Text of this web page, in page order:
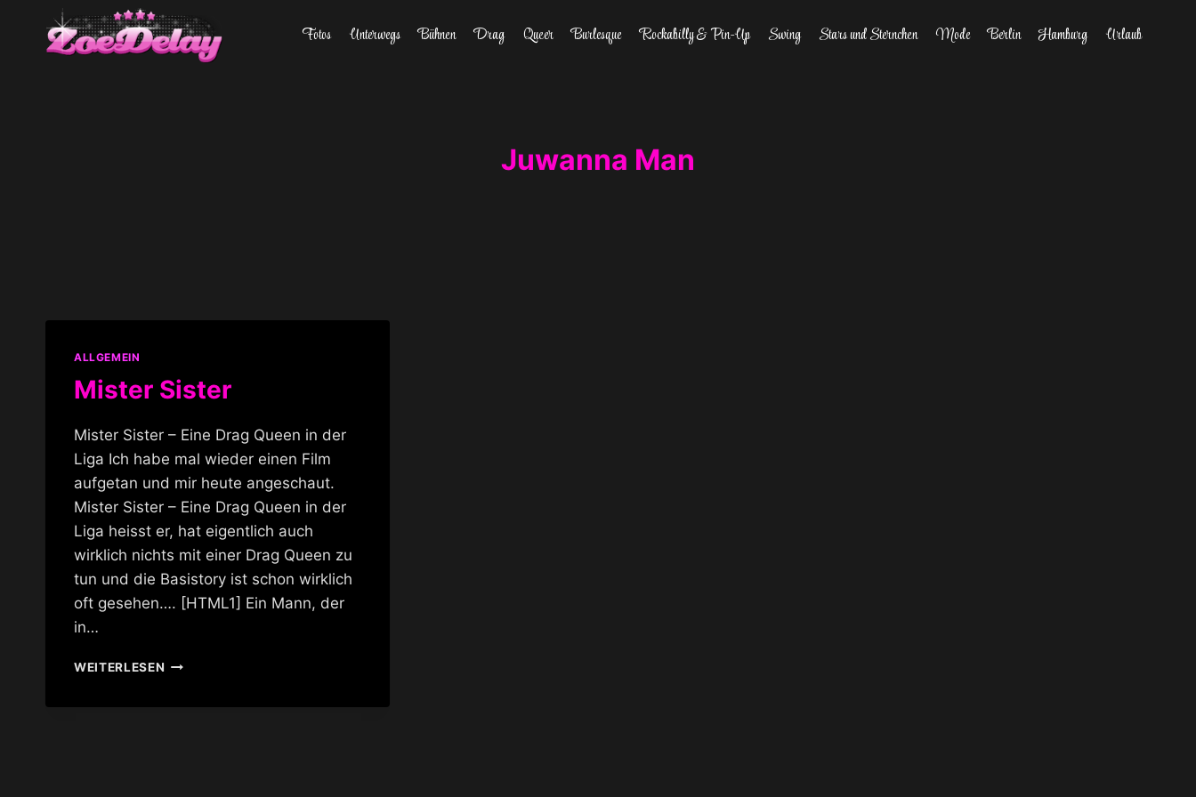
springen
Fotos Unterwegs Bühnen Drag Queer Burlesque Rockabilly & Pin-Up Swing Stars und Sternchen Mode Berlin Hamburg Urlaub
Juwanna Man
ALLGEMEIN
Mister Sister
Mister Sister – Eine Drag Queen in der
Liga Ich habe mal wieder einen Film
aufgetan und mir heute angeschaut.
Mister Sister – Eine Drag Queen in der
Liga heisst er, hat eigentlich auch
wirklich nichts mit einer Drag Queen zu
tun und die Basistory ist schon wirklich
oft gesehen…. [HTML1] Ein Mann, der
in…
WEITERLESENMISTER